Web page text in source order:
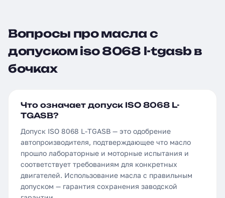
Вопросы про масла с
допуском iso 8068 l-tgasb в
бочках
Что означает допуск ISO 8068 L-
TGASB?
Допуск ISO 8068 L-TGASB — это одобрение
автопроизводителя, подтверждающее что масло
прошло лабораторные и моторные испытания и
соответствует требованиям для конкретных
двигателей. Использование масла с правильным
допуском — гарантия сохранения заводской